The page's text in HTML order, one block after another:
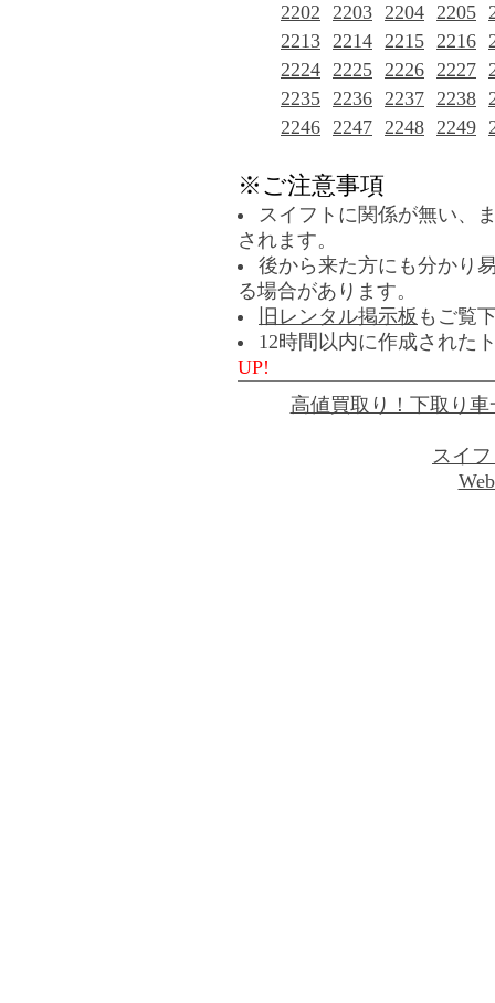
2202 2203 2204 2205
2213 2214 2215 2216
2224 2225 2226 2227
2235 2236 2237 2238
2246 2247 2248 2249
※ご注意事項
スイフトに関係が無い、
されます。
後から来た方にも分かり
る場合があります。
旧レンタル掲示板 もご覧
12時間以内に作成された
UP!
高値買取り！下取り車
スイ